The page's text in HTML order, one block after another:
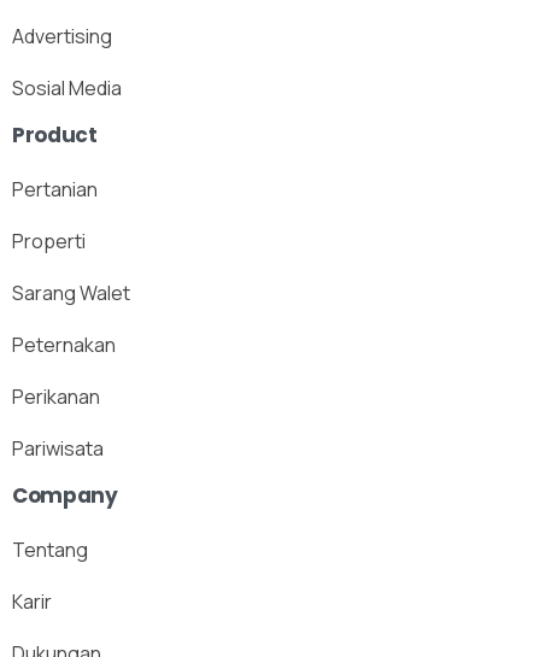
Advertising
Sosial Media
Product
Pertanian
Properti
Sarang Walet
Peternakan
Perikanan
Pariwisata
Company
Tentang
Karir